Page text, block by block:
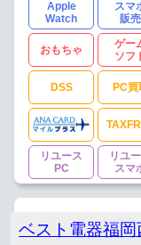
Apple
Watch
スマ
販売
おもちゃ
ゲー
ソフ
DSS PC買
リユース
PC
リユ
スマ
ベスト電器福岡